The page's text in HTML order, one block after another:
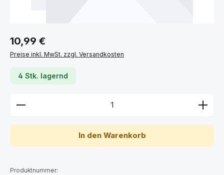
Regulärer Preis:
10,99 €
Preise inkl. MwSt. zzgl. Versandkosten
4 Stk. lagernd
Produkt Anzahl: Gib den gewünschten Wert ein
In den Warenkorb
Produktnummer: